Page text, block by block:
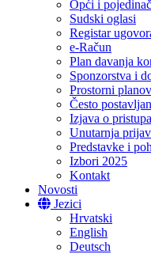
Opći i
Sudski oglasi
Registar
e-Račun
Plan davanja
Sponzorstva i
Prostorni
Često
Izjava o
Unutarnja
Predstavke i
Izbori 2025
Kontakt
Novosti
Jezici
Hrvatski
English
Deutsch